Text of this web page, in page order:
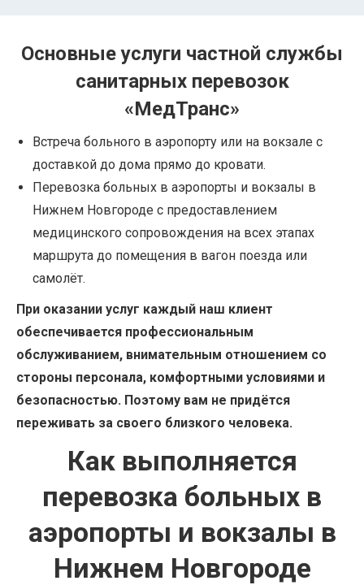
Основные услуги частной службы
санитарных перевозок
«МедТранс»
Встреча больного в аэропорту или на вокзале с
доставкой до дома прямо до кровати.
Перевозка больных в аэропорты и вокзалы в
Нижнем Новгороде с предоставлением
медицинского сопровождения на всех этапах
маршрута до помещения в вагон поезда или
самолёт.
При оказании услуг каждый наш клиент
обеспечивается профессиональным
обслуживанием, внимательным отношением со
стороны персонала, комфортными условиями и
безопасностью. Поэтому вам не придётся
переживать за своего близкого человека.
Как выполняется
перевозка больных в
аэропорты и вокзалы в
Нижнем Новгороде